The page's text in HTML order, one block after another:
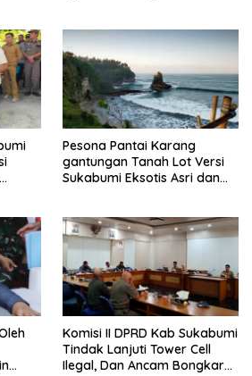
Ekonomi Kreatif Akar
Rumput
Pesona Pantai Karang
gantungan Tanah Lot Versi
Sukabumi Eksotis Asri dan
Komisi II DPRD Kab Sukabumi
Tindak Lanjuti Tower Cell
Ilegal, Dan Ancam Bongkar